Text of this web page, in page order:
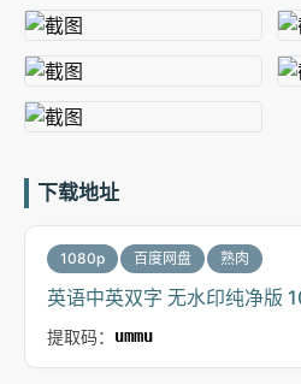
下载地址
1080p 百度网盘 熟肉
英语中英双字 无水印纯净版
提取码： ummu